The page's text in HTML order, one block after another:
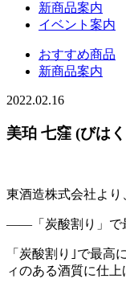
新商品案内
イベント案内
おすすめ商品
新商品案内
2022.02.16
美珀 七窪 (びは
東酒造株式会社より
――「炭酸割り」で
「炭酸割り｣で最
ィのある酒質に仕